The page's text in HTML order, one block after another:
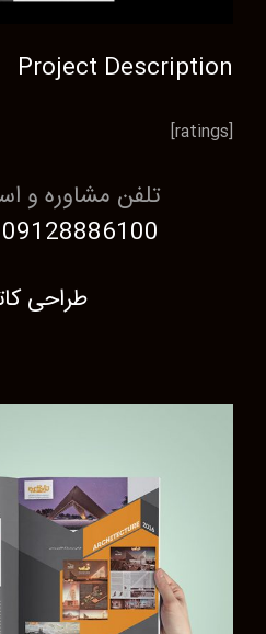
Project Description
[ratings]
تلفن مشاوره و
09128886100
طراحی